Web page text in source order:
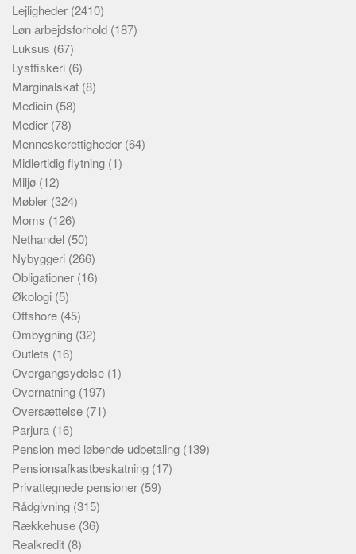
Lejligheder (2410)
Løn arbejdsforhold (187)
Luksus (67)
Lystfiskeri (6)
Marginalskat (8)
Medicin (58)
Medier (78)
Menneskerettigheder (64)
Midlertidig flytning (1)
Miljø (12)
Møbler (324)
Moms (126)
Nethandel (50)
Nybyggeri (266)
Obligationer (16)
Økologi (5)
Offshore (45)
Ombygning (32)
Outlets (16)
Overgangsydelse (1)
Overnatning (197)
Oversættelse (71)
Parjura (16)
Pension med løbende udbetaling (139)
Pensionsafkastbeskatning (17)
Privattegnede pensioner (59)
Rådgivning (315)
Rækkehuse (36)
Realkredit (8)